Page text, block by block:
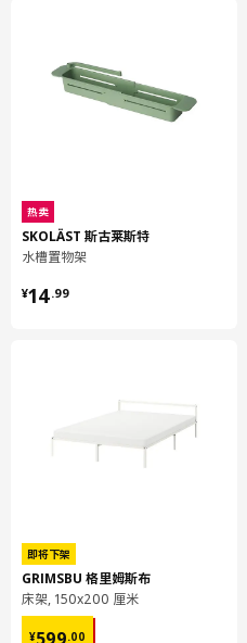
床垫长
HEMNES 汉尼斯
床架
203.543.83
高度
长度
热卖
SKOLÄST 斯古莱斯特
水槽置物架
¥14.99
¥ 14.99
即将下架
GRIMSBU 格里姆斯布
床架, 150x200 厘米
¥ .00
¥ 599.00